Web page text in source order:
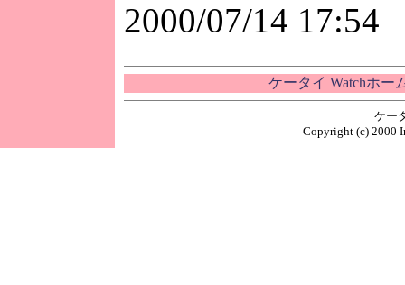
2000/07/14 17:54
ケータイ Watchホー
ケー
Copyright (c) 2000